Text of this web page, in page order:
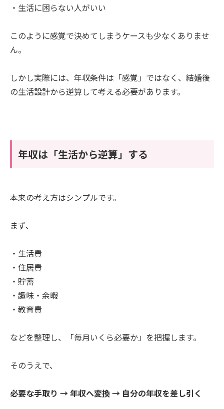
・生活に困らない人がいい
このように感覚で決めてしまうケースも少なくありませ
ん。
しかし実際には、年収条件は「感覚」ではなく、結婚後
の生活設計から逆算して考える必要があります。
年収は「生活から逆算」する
本来の考え方はシンプルです。
まず、
・生活費
・住居費
・貯蓄
・趣味・余暇
・教育費
などを整理し、「毎月いくら必要か」を把握します。
そのうえで、
必要な手取り → 年収へ変換 → 自分の年収を差し引く